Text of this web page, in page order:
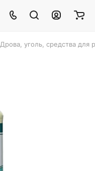
Дрова, уголь, средства для